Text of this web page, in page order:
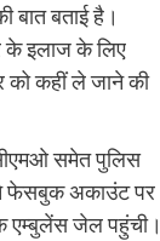
बात बताई है।
के इलाज के लिए
कहीं ले जाने की
समेत पुलिस
फेसबुक अकाउंट पर
एम्बुलेंस जेल पहुंची।